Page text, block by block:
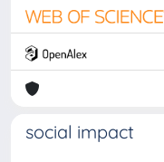
social impact